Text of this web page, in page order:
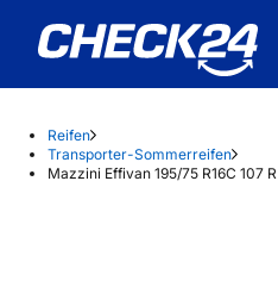
Reifen
Transporter-Sommerreifen
Mazzini Effivan 195/75 R16C 107 R